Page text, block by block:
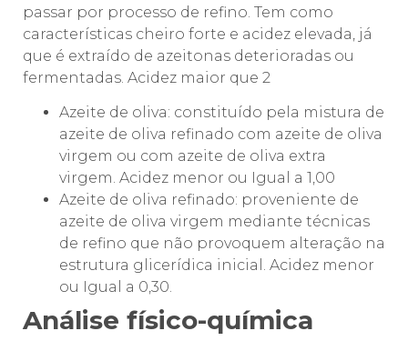
passar por processo de refino. Tem como
características cheiro forte e acidez elevada, já
que é extraído de azeitonas deterioradas ou
fermentadas. Acidez maior que 2
Azeite de oliva: constituído pela mistura de
azeite de oliva refinado com azeite de oliva
virgem ou com azeite de oliva extra
virgem. Acidez menor ou Igual a 1,00
Azeite de oliva refinado: proveniente de
azeite de oliva virgem mediante técnicas
de refino que não provoquem alteração na
estrutura glicerídica inicial. Acidez menor
ou Igual a 0,30.
Análise físico-química